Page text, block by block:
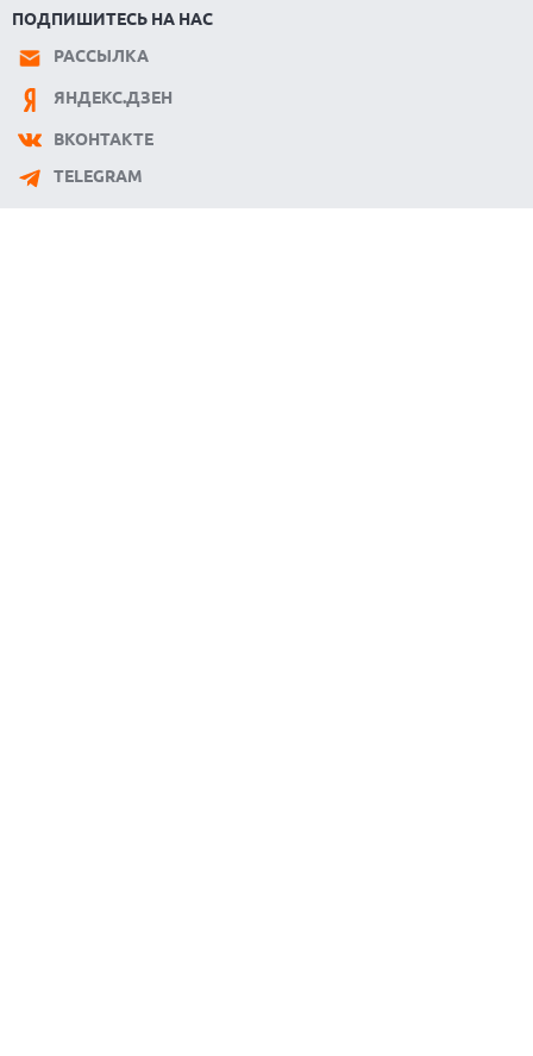
WISPR FLOW ПРЕДСТАВИЛА ИНСТРУМЕНТ ДЛЯ ЗАПИСИ
ANDROID-ПРИЛОЖЕНИЯ МОГУТ ТАЙНО ПРОДАВАТЬ
OPPO ПРЕДСТАВИЛ СМАРТФОН A7 PRO MAX С ОГРОМНОЙ
ПОДПИШИТЕСЬ НА НАС
РАССЫЛКА
ЯНДЕКС.ДЗЕН
ВКОНТАКТЕ
TELEGRAM